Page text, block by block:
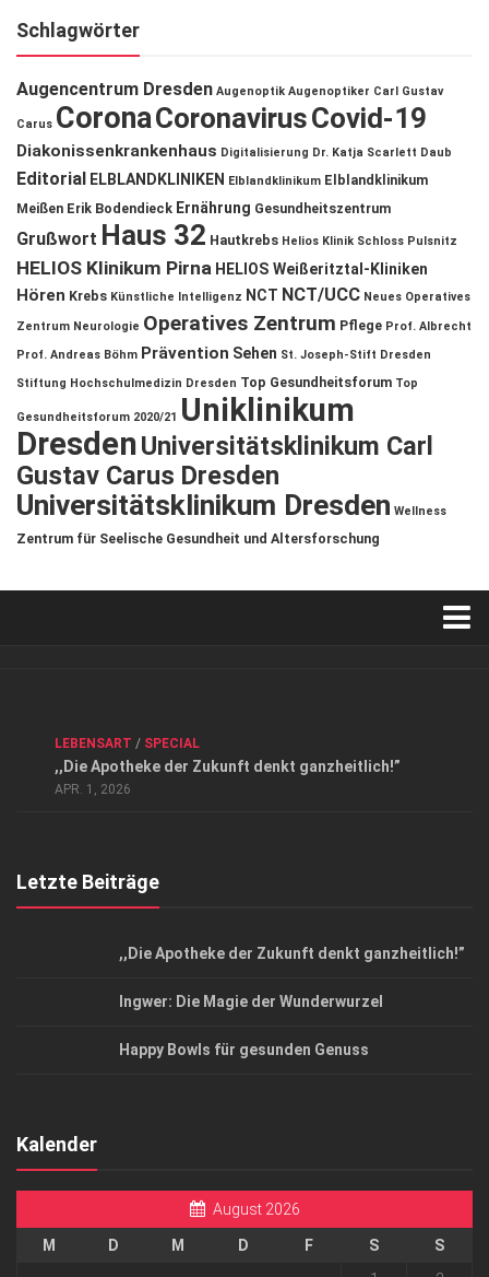
Schlagwörter
Augencentrum Dresden Augenoptik Augenoptiker Carl Gustav
Carus CoronaCoronavirusCovid-19
Diakonissenkrankenhaus Digitalisierung Dr. Katja Scarlett Daub
Editorial ELBLANDKLINIKEN Elblandklinikum Elblandklinikum
Meißen Erik Bodendieck Ernährung Gesundheitszentrum
Grußwort Haus 32 Hautkrebs Helios Klinik Schloss Pulsnitz
HELIOS Klinikum Pirna HELIOS Weißeritztal-Kliniken
Hören Krebs Künstliche Intelligenz NCT NCT/UCC Neues Operatives
Zentrum Neurologie Operatives Zentrum Pflege Prof. Albrecht
Prof. Andreas Böhm Prävention Sehen St. Joseph-Stift Dresden
Stiftung Hochschulmedizin Dresden Top Gesundheitsforum Top
Gesundheitsforum 2020/21 Uniklinikum
DresdenUniversitätsklinikum Carl
Gustav Carus Dresden
Universitätsklinikum Dresden Wellness
Zentrum für Seelische Gesundheit und Altersforschung
Datenschutzerklärung
Top Magazin Dresden / Ostsachsen
LEBENSART / SPECIAL
,,Die Apotheke der Zukunft denkt ganzheitlich!”
APR. 1, 2026
Letzte Beiträge
,,Die Apotheke der Zukunft denkt ganzheitlich!”
Ingwer: Die Magie der Wunderwurzel
Happy Bowls für gesunden Genuss
Kalender
August 2026
M D M D F S
S